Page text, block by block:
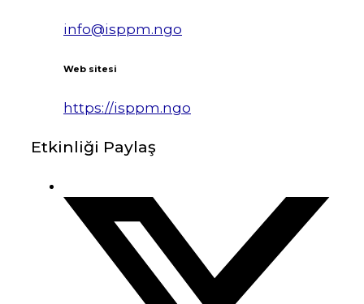
info@isppm.ngo
Web sitesi
https://isppm.ngo
Etkinliği Paylaş